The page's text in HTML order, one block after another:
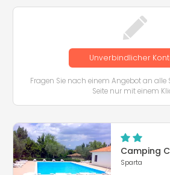
Unverbindlicher
Fragen Sie nach einem Angebot an alle
Seite nur mit einem
Camping
Sparta